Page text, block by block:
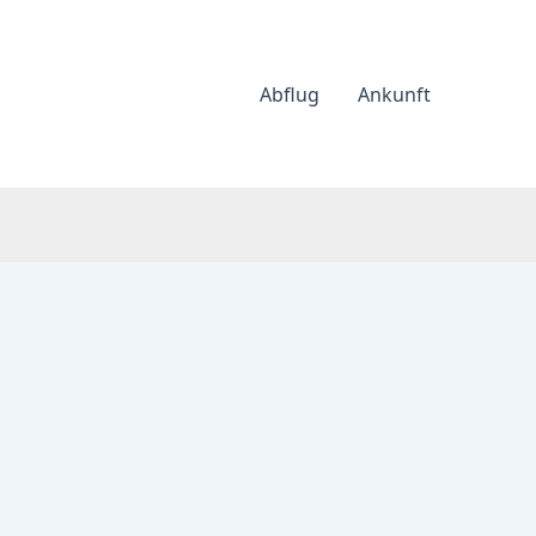
Abflug Ankunft